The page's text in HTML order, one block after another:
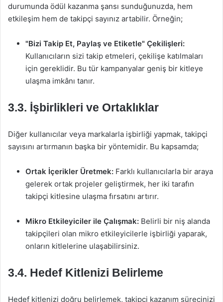
durumunda ödül kazanma şansı sunduğunuzda, hem
etkileşim hem de takipçi sayınız artabilir. Örneğin;
"Bizi Takip Et, Paylaş ve Etiketle" Çekilişleri:
Kullanıcıların sizi takip etmeleri, çekilişe katılmaları
için gereklidir. Bu tür kampanyalar geniş bir kitleye
ulaşma imkânı tanır.
3.3. İşbirlikleri ve Ortaklıklar
Diğer kullanıcılar veya markalarla işbirliği yapmak, takipçi
sayısını artırmanın başka bir yöntemidir. Bu kapsamda;
Ortak İçerikler Üretmek: Farklı kullanıcılarla bir araya
gelerek ortak projeler geliştirmek, her iki tarafın
takipçi kitlesine ulaşma fırsatını artırır.
Mikro Etkileyiciler ile Çalışmak: Belirli bir niş alanda
takipçileri olan mikro etkileyicilerle işbirliği yaparak,
onların kitlelerine ulaşabilirsiniz.
3.4. Hedef Kitlenizi Belirleme
Hedef kitlenizi doğru belirlemek, takipçi kazanım sürecinizi